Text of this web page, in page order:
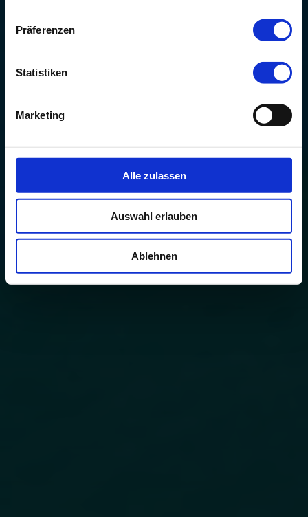
Präferenzen
Statistiken
Marketing
Alle zulassen
Auswahl erlauben
Ablehnen